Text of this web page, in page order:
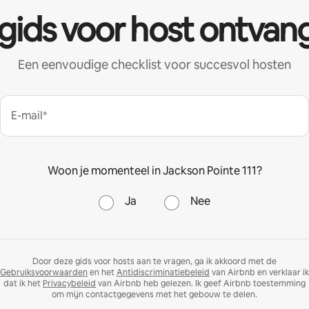
voor host
Een eenvoudige checklist voor succesvol hosten
E-mail*
Woon je momenteel in Jackson Pointe 111?
Ja Nee
Door deze gids voor hosts aan te vragen, ga ik akkoord met de
Gebruiksvoorwaarden en hetAntidiscriminatiebeleid van Airbnb en verklaar ik
dat ik het Privacybeleid van Airbnb heb gelezen. Ik geef Airbnb toestemming
om mijn contactgegevens met het gebouw te delen.